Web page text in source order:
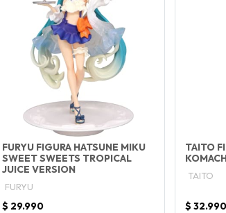
FURYU FIGURA HATSUNE MIKU
SWEET SWEETS TROPICAL
JUICE VERSION
FURYU
$ 29.990
TAITO
TAITO
$ 32.990